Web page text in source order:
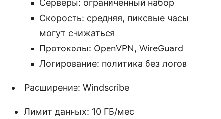
Серверы: ограниченный набор
Скорость: средняя, пиковые часы
могут снижаться
Протоколы: OpenVPN, WireGuard
Логирование: политика без логов
Расширение: Windscribe
Лимит данных: 10 ГБ/мес